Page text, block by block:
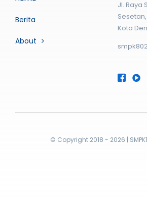
Berita
About
Jl. Raya
Kota
© Copyright 2018 - 2026 |